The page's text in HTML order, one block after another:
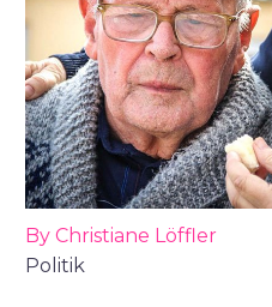
By Christiane Löffler
Politik